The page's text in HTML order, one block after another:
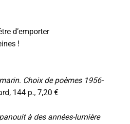
d’emporter
!
Choix de poèmes 1956-
144 p., 7,20 €
à des années-lumière